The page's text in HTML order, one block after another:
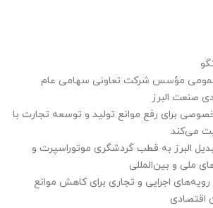
عمومی مؤسس شرکت تعاونی سهامی عام
صنعت البرز
برای رفع موانع تولید و توسعه تجارت با
می‌کند
البرز به قطب گردشگری موتوراسپرت و
ملی و بین‌المللی
رویه‌های اجرایی و تجاری برای کاهش موانع
اقتصادی